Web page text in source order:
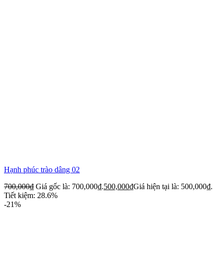
Hạnh phúc trào dâng 02
700,000₫ Giá gốc là: 700,000₫.500,000₫Giá hiện tại là: 500,000₫.
Tiết kiệm: 28.6%
-21%